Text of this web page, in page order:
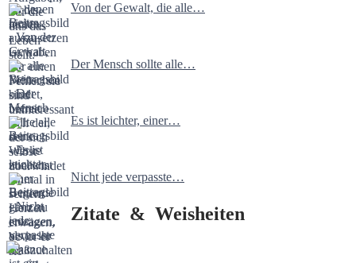
Von der Gewalt, die alle…
Der Mensch sollte alle…
Es ist leichter, einer…
Nicht jede verpasste…
Zitate & Weisheiten